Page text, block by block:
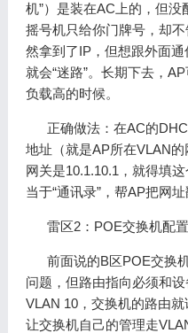
机”）是装在AC上的，但
摇号机只给你门牌号，却
然拿到了IP，但想跟外面
就会“迷路”。长期下去，
负载高的时候。
正确做法：在AC的
地址（就是AP所在VLAN的
网关是10.1.10.1，就得填
当于“通讯录”，帮AP把网址
雷区2：POE交换机配
前面说的B区POE交换
问题，但路由指向必须和
VLAN 10，交换机的路由
让交换机自己的管理走